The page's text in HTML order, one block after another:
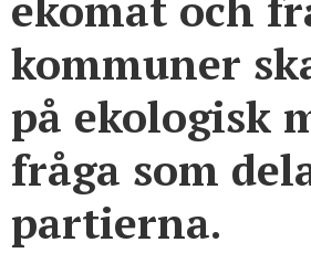
kommuner
på ekologisk
fråga som
partierna.